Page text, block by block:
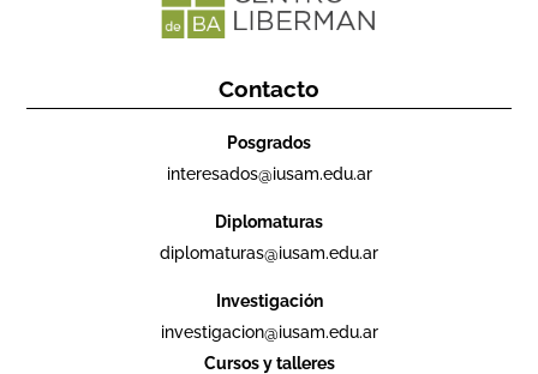
Contacto
Posgrados
interesados@iusam.edu.ar
Diplomaturas
diplomaturas@iusam.edu.ar
Investigación
investigacion@iusam.edu.ar
Cursos y talleres